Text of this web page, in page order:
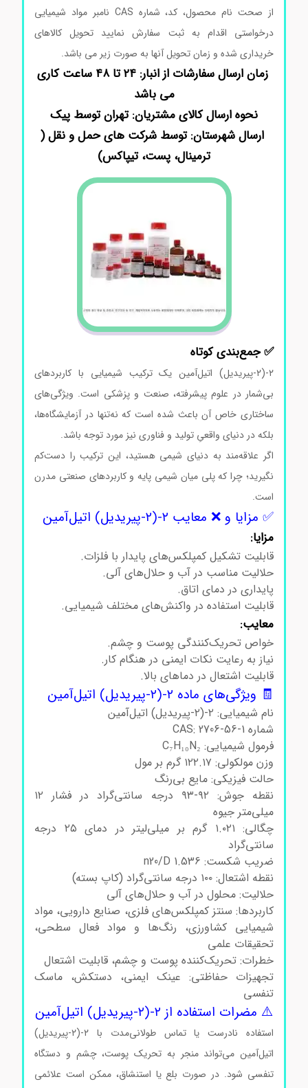
از صحت نام محصول، کد، شماره CAS نامبر مواد شیمیایی
درخواستی اقدام به ثبت سفارش نمایید تحویل کالاهای
خریداری شده و زمان تحویل آنها به صورت زیر می باشد.
زمان ارسال سفارشات از انبار: ۲۴ تا ۴۸ ساعت کاری
می باشد
نحوه ارسال کالای مشتریان: تهران توسط پیک
ارسال شهرستان: توسط شرکت های حمل و نقل (
ترمینال، پست، تیپاکس)
✅ جمع‌بندی کوتاه
۲-(۲-پیریدیل) اتیل‌آمین یک ترکیب شیمیایی با کاربردهای
بی‌شمار در علوم پیشرفته، صنعت و پزشکی است. ویژگی‌های
ساختاری خاص آن باعث شده است که نه‌تنها در آزمایشگاه‌ها،
بلکه در دنیای واقعیِ تولید و فناوری نیز مورد توجه باشد.
اگر علاقه‌مند به دنیای شیمی هستید، این ترکیب را دست‌کم
نگیرید؛ چرا که پلی میان شیمی پایه و کاربردهای صنعتی مدرن
است.
✅ مزایا و ❌ معایب ۲-(۲-پیریدیل) اتیل‌آمین
مزایا:
قابلیت تشکیل کمپلکس‌های پایدار با فلزات.
حلالیت مناسب در آب و حلال‌های آلی.
پایداری در دمای اتاق.
قابلیت استفاده در واکنش‌های مختلف شیمیایی.
معایب:
خواص تحریک‌کنندگی پوست و چشم.
نیاز به رعایت نکات ایمنی در هنگام کار.
قابلیت اشتعال در دماهای بالا.
🧾 ویژگی‌های ماده ۲-(۲-پیریدیل) اتیل‌آمین
نام شیمیایی: ۲-(۲-پیریدیل) اتیل‌آمین
شماره CAS: 2706-56-1
فرمول شیمیایی: C₇H₁₀N₂
وزن مولکولی: ۱۲۲.۱۷ گرم بر مول
حالت فیزیکی: مایع بی‌رنگ
نقطه جوش: ۹۲-۹۳ درجه سانتی‌گراد در فشار ۱۲
میلی‌متر جیوه
چگالی: ۱.۰۲۱ گرم بر میلی‌لیتر در دمای ۲۵ درجه
سانتی‌گراد
ضریب شکست: n20/D 1.536
نقطه اشتعال: ۱۰۰ درجه سانتی‌گراد (کاپ بسته)
حلالیت: محلول در آب و حلال‌های آلی
کاربردها: سنتز کمپلکس‌های فلزی، صنایع دارویی، مواد
شیمیایی کشاورزی، رنگ‌ها و مواد فعال سطحی،
تحقیقات علمی
خطرات: تحریک‌کننده پوست و چشم، قابلیت اشتعال
تجهیزات حفاظتی: عینک ایمنی، دستکش، ماسک
تنفسی
⚠️ مضرات استفاده از ۲-(۲-پیریدیل) اتیل‌آمین
استفاده نادرست یا تماس طولانی‌مدت با ۲-(۲-پیریدیل)
اتیل‌آمین می‌تواند منجر به تحریک پوست، چشم و دستگاه
تنفسی شود. در صورت بلع یا استنشاق، ممکن است علائمی